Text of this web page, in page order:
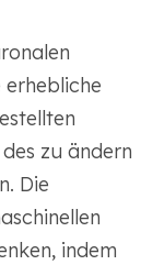
erhebliche
zu ändern
Die
indem